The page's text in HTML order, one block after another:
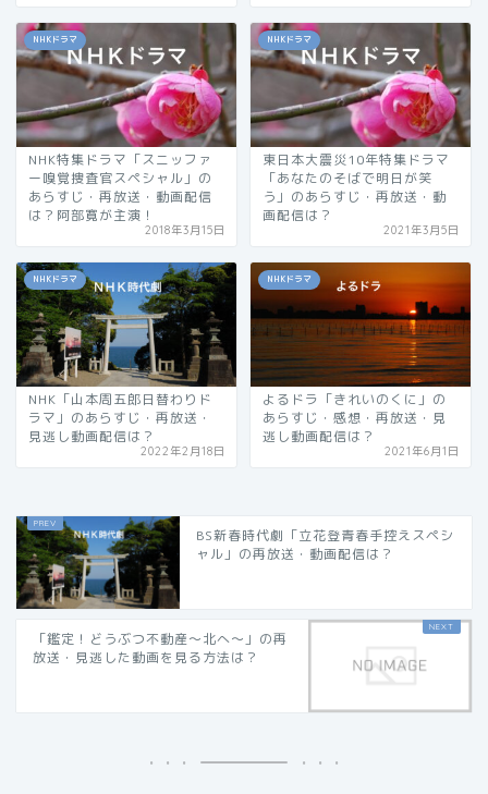
NHKドラマ
NHK特集ドラマ「スニッファ
ー嗅覚捜査官スペシャル」の
あらすじ・再放送・動画配信
は？阿部寛が主演！
2018年3月15日
NHKドラマ
東日本大震災10年特集ドラマ
「あなたのそばで明日が笑
う」のあらすじ・再放送・動
画配信は？
2021年3月5日
NHKドラマ
NHK「山本周五郎日替わりド
ラマ」のあらすじ・再放送・
見逃し動画配信は？
2022年2月18日
NHKドラマ
よるドラ「きれいのくに」の
あらすじ・感想・再放送・見
逃し動画配信は？
2021年6月1日
BS新春時代劇「立花登青春手控えスペシ
ャル」の再放送・動画配信は？
「鑑定！どうぶつ不動産〜北へ〜」の再
放送・見逃した動画を見る方法は？